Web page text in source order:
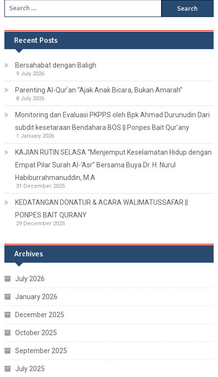
Search
for:
Recent Posts
Bersahabat dengan Baligh
9 July 2026
Parenting Al-Qur’an “Ajak Anak Bicara, Bukan Amarah”
8 July 2026
Monitoring dan Evaluasi PKPPS oleh Bpk Ahmad Durunudin Dari
subdit kesetaraan Bendahara BOS || Ponpes Bait Qur’any
1 January 2026
KAJIAN RUTIN SELASA “Menjemput Keselamatan Hidup dengan
Empat Pilar Surah Al-‘Asr” Bersama Buya Dr. H. Nurul
Habiburrahmanuddin, M.A
31 December 2025
KEDATANGAN DONATUR & ACARA WALIMATUSSAFAR ||
PONPES BAIT QURANY
29 December 2025
Archives
July 2026
January 2026
December 2025
October 2025
September 2025
July 2025